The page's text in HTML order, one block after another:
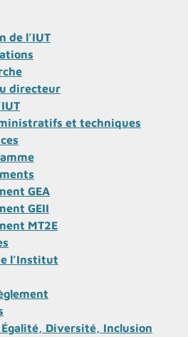
de l’IUT
directeur
et techniques
GEA
GEII
MT2E
l’Institut
Égalité, Diversité, Inclusion